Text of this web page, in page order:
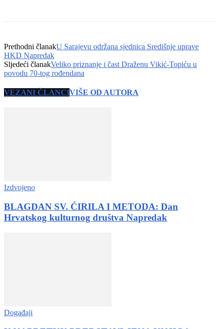
Prethodni članakU Sarajevu održana sjednica Središnje uprave
HKD Napredak
Sljedeći članakVeliko priznanje i čast Draženu Vikić-Topiću u
povodu 70-tog rođendana
VEZANI ČLANCIVIŠE OD AUTORA
Izdvojeno
BLAGDAN SV. ĆIRILA I METODA: Dan
Hrvatskog kulturnog društva Napredak
Događaji